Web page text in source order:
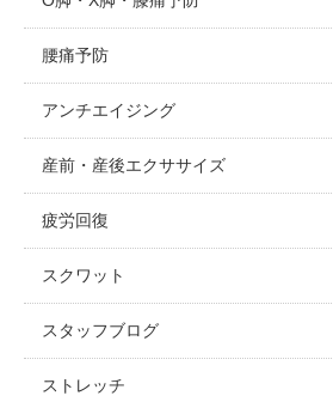
腰痛予防
アンチエイジング
産前・産後エクササイズ
疲労回復
スクワット
スタッフブログ
ストレッチ